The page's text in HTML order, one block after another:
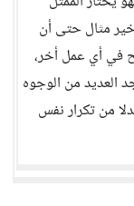
مثال حتى أن
في أي عمل أخر،
العديد من الوجوه
من تكرار نفس